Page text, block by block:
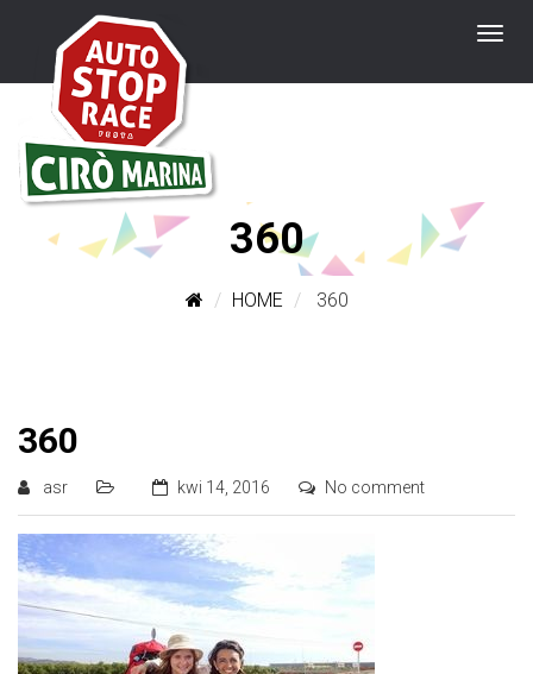
360
HOME 360
360
asr kwi 14, 2016 No comment